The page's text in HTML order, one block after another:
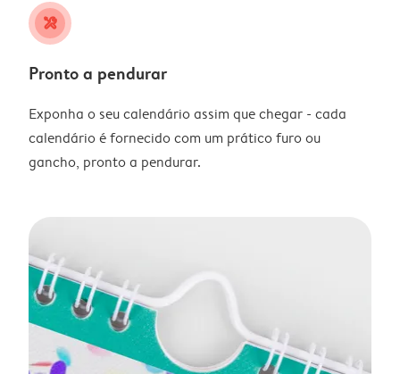
tools
Pronto a pendurar
Exponha o seu calendário assim que chegar - cada
calendário é fornecido com um prático furo ou
gancho, pronto a pendurar.